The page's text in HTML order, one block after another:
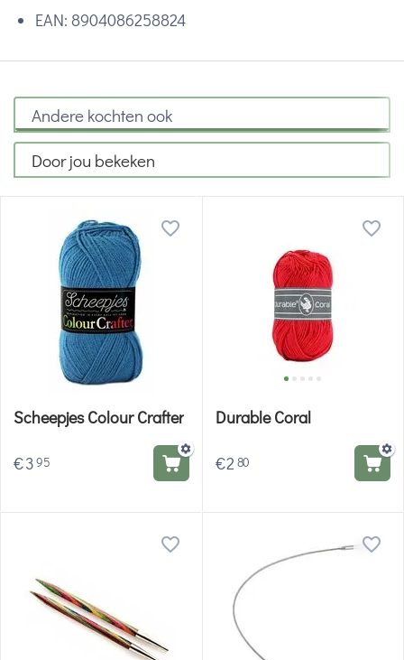
EAN: 8904086258824
Andere kochten ook
Door jou bekeken
Scheepjes Colour Crafter
€395
Durable Coral
€2 80